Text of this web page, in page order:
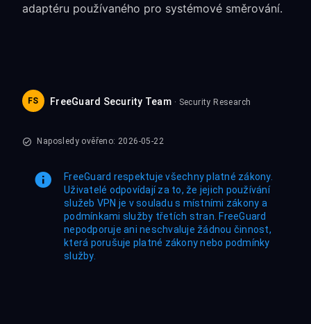
adaptéru používaného pro systémové směrování.
FS FreeGuard Security Team · Security Research
Naposledy ověřeno: 2026-05-22
FreeGuard respektuje všechny platné zákony.
Uživatelé odpovídají za to, že jejich používání
služeb VPN je v souladu s místními zákony a
podmínkami služby třetích stran. FreeGuard
nepodporuje ani neschvaluje žádnou činnost,
která porušuje platné zákony nebo podmínky
služby.